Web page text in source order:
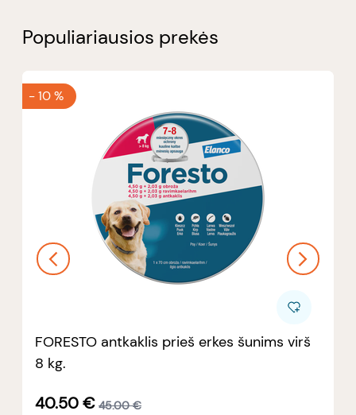
Populiariausios prekės
-10 %
FORESTO antkaklis prieš erkes šunims virš
8 kg.
40.50€ 45.00 €